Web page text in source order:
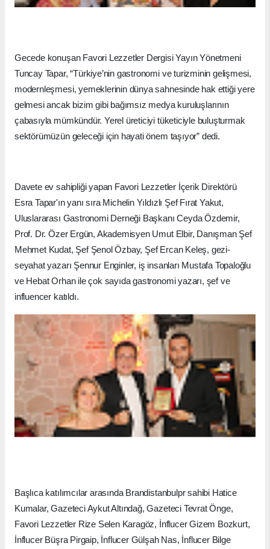
Gecede konuşan Favori Lezzetler Dergisi Yayın Yönetmeni
Tuncay Tapar, “Türkiye’nin gastronomi ve turizminin gelişmesi,
modernleşmesi, yemeklerinin dünya sahnesinde hak ettiği yere
gelmesi ancak bizim gibi bağımsız medya kuruluşlarının
çabasıyla mümkündür. Yerel üreticiyi tüketiciyle buluşturmak
sektörümüzün geleceği için hayati önem taşıyor” dedi.
Davete ev sahipliği yapan Favori Lezzetler İçerik Direktörü
Esra Tapar'ın yanı sıra Michelin Yıldızlı Şef Fırat Yakut,
Uluslararası Gastronomi Derneği Başkanı Ceyda Özdemir,
Prof. Dr. Özer Ergün, Akademisyen Umut Elbir, Danışman Şef
Mehmet Kudat, Şef Şenol Özbay, Şef Ercan Keleş, gezi-
seyahat yazarı Şennur Enginler, iş insanları Mustafa Topaloğlu
ve Hebat Orhan ile çok sayıda gastronomi yazarı, şef ve